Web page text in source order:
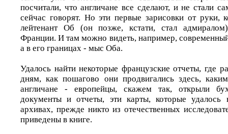
посчитали, что англичане все сделают, и не стали
сейчас говорят. Но эти первые зарисовки от руки,
лейтенант Об (он позже, кстати, стал
Франции. И там можно видеть, например,
а в его границах - мыс Оба.
Удалось найти некоторые французские отчеты, где
дням, как пошагово они продвигались здесь,
англичане - европейцы, скажем так, открыли
документы и отчеты, эти карты, которые удалось
архивах, прежде никто из отечественных
приведены в книге.